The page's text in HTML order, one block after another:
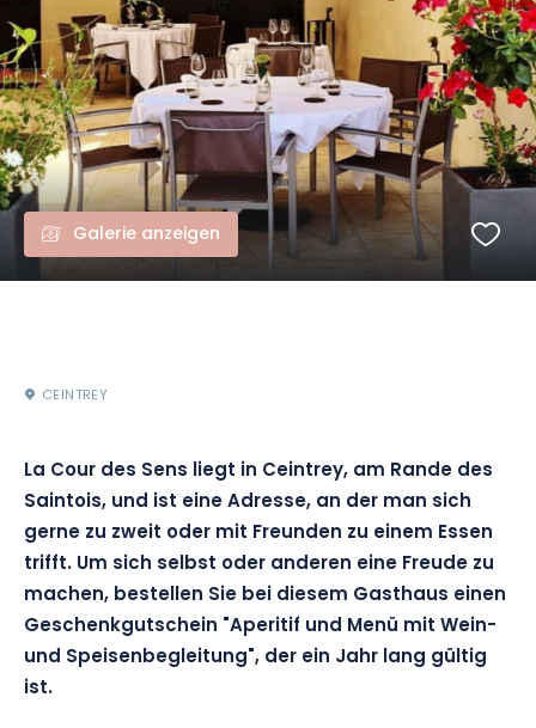
Galerie anzeigen
CEINTREY
La Cour des Sens liegt in Ceintrey, am Rande des
Saintois, und ist eine Adresse, an der man sich
gerne zu zweit oder mit Freunden zu einem Essen
trifft. Um sich selbst oder anderen eine Freude zu
machen, bestellen Sie bei diesem Gasthaus einen
Geschenkgutschein "Aperitif und Menü mit Wein-
und Speisenbegleitung", der ein Jahr lang gültig
ist.